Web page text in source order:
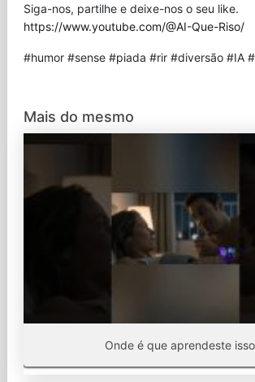
Siga-nos, partilhe e deixe-nos o seu like.
https://www.youtube.com/@AI-Que-Riso/
#humor #sense #piada #rir #diversão #IA
Mais do mesmo
Onde é que aprendeste